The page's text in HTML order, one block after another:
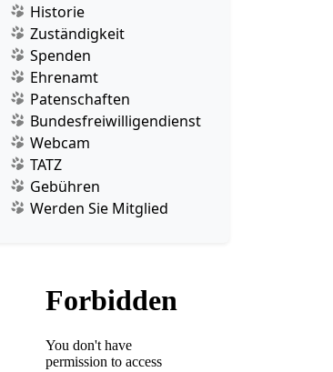
Historie
Zuständigkeit
Spenden
Ehrenamt
Patenschaften
Bundesfreiwilligendienst
Webcam
TATZ
Gebühren
Werden Sie Mitglied